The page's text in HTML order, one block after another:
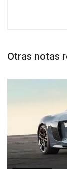
Otras notas